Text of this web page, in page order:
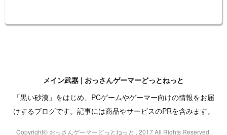
メイン武器 | おっさんゲーマーどっとねっと
「黒い砂漠」をはじめ、PCゲームやゲーマー向けの情報をお届
けするブログです。記事には商品やサービスのPRを含みます。
Copyright© おっさんゲーマーどっとねっと , 2017 All Rights Reserved.